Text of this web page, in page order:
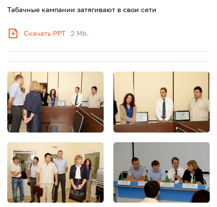
Табачные кампании затягивают в свои сети
Скачать PPT 2 Mb.